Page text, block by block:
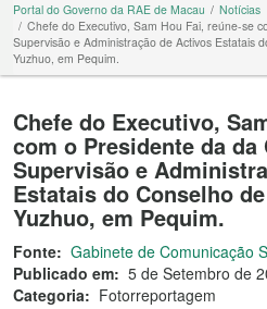
Portal do Governo da RAE de Macau
Notícias
Chefe do Executivo, Sam Hou Fai, reúne-se
Supervisão e Administração de Activos Estatais
Yuzhuo, em Pequim.
Chefe do Executivo,
com o Presidente da da
Supervisão e
Estatais do Conselho
Yuzhuo, em Pequim.
Fonte: Gabinete de Comunicação
Publicado em: 5 de Setembro de
Categoria: Fotorreportagem